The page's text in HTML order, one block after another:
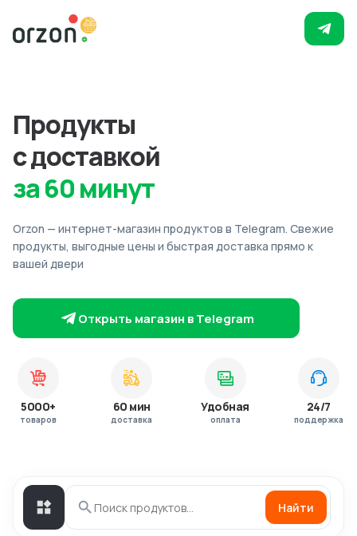
Продукты
с доставкой
за 60 минут
Orzon — интернет-магазин продуктов в Telegram. Свежие
продукты, выгодные цены и быстрая доставка прямо к
вашей двери
Открыть магазин в Telegram
5000+
товаров
60 мин
доставка
Удобная
оплата
24/7
поддержка
Найти